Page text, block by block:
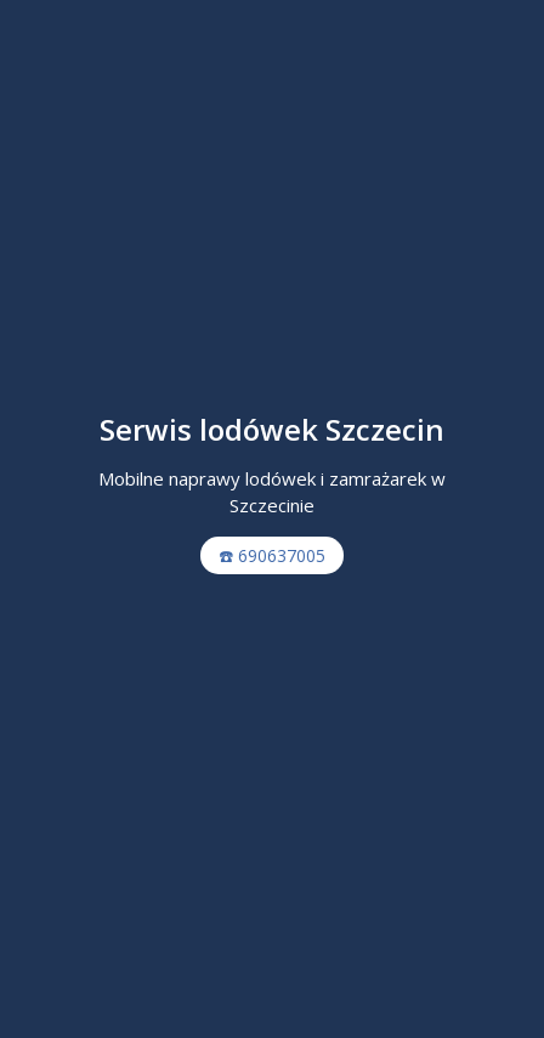
Serwis lodówek Szczecin
Mobilne naprawy lodówek i zamrażarek w
Szczecinie
☎️ 690637005